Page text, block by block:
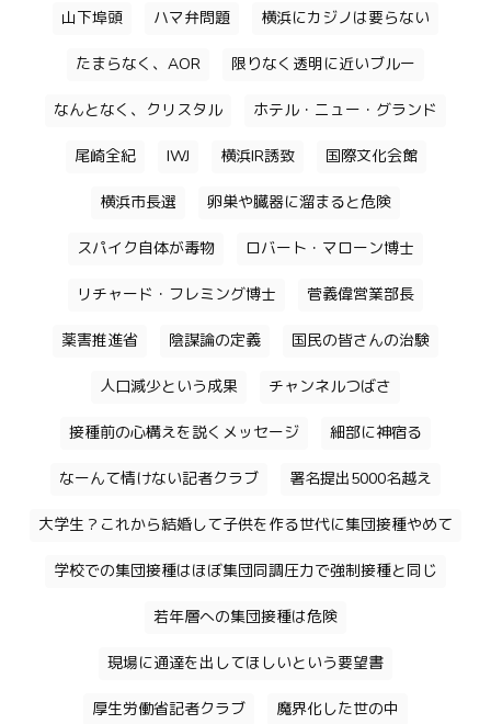
山下埠頭 ハマ弁問題 横浜にカジノは要らない
たまらなく、AOR 限りなく透明に近いブルー
なんとなく、クリスタル ホテル・ニュー・グランド
尾崎全紀 IWJ 横浜IR誘致 国際文化会館
横浜市長選 卵巣や臓器に溜まると危険
スパイク自体が毒物 ロバート・マローン博士
リチャード・フレミング博士 菅義偉営業部長
薬害推進省 陰謀論の定義 国民の皆さんの治験
人口減少という成果 チャンネルつばさ
接種前の心構えを説くメッセージ 細部に神宿る
なーんて情けない記者クラブ 署名提出5000名越え
大学生？これから結婚して子供を作る世代に集団接種やめて
学校での集団接種はほぼ集団同調圧力で強制接種と同じ
若年層への集団接種は危険
現場に通達を出してほしいという要望書
厚生労働省記者クラブ 魔界化した世の中